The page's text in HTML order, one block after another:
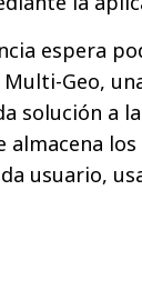
espera
Multi-Geo,
solución a
almacena
usuario,